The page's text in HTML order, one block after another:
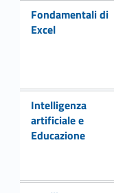
Link identifier #identifier__128153-27
Fondamentali di
Excel
Link identifier #identifier__78854-29
Intelligenza
artificiale e
Educazione